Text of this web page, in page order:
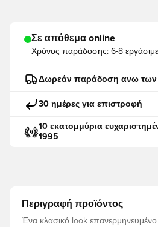
Σε απόθεμα online
Χρόνος παράδοσης: 6-8
Δωρεάν παράδοση ανω των
30 ημέρες για επιστροφή
10 εκατομμύρια
1995
Περιγραφή προϊόντος
Ένα κλασικό look επανερμηνευμένο